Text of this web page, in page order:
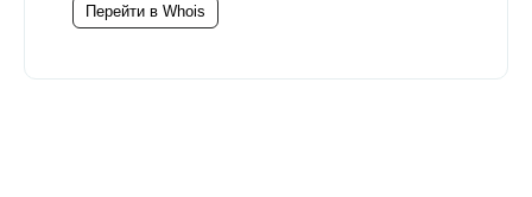
Перейти в Whois